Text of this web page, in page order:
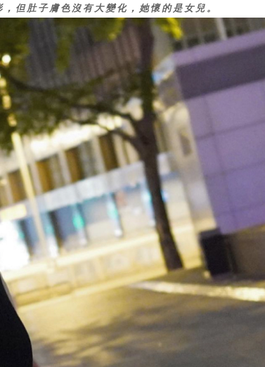
但肚子膚色沒有大變化，她懷的是女兒。